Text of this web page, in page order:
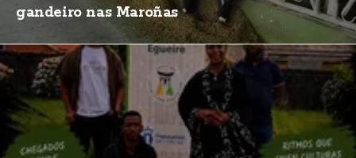
gandeiro nas Maroñas